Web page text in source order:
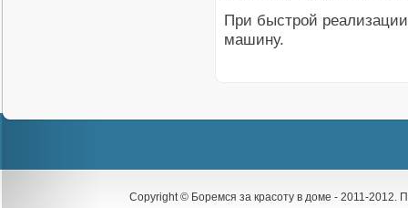
При быстрой
машину.
Copyright © Боремся за красоту в доме - 2011-2012.